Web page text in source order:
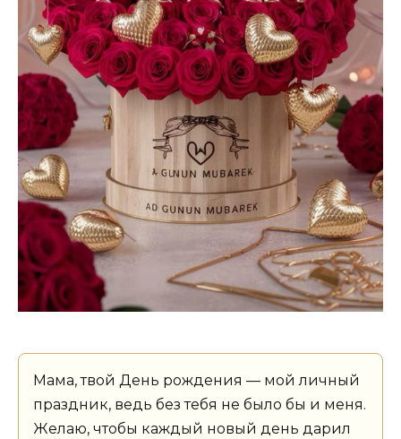
Мама, твой День рождения — мой личный
праздник, ведь без тебя не было бы и меня.
Желаю, чтобы каждый новый день дарил